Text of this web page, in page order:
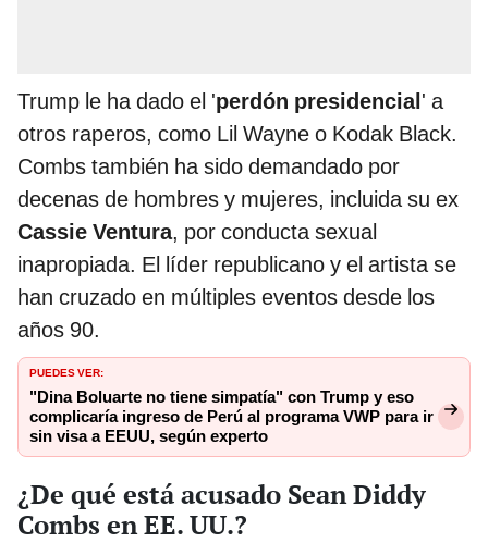
Trump le ha dado el 'perdón presidencial' a
otros raperos, como Lil Wayne o Kodak Black.
Combs también ha sido demandado por
decenas de hombres y mujeres, incluida su ex
Cassie Ventura, por conducta sexual
inapropiada. El líder republicano y el artista se
han cruzado en múltiples eventos desde los
años 90.
PUEDES VER:
"Dina Boluarte no tiene simpatía" con Trump y eso
complicaría ingreso de Perú al programa VWP para ir
sin visa a EEUU, según experto
¿De qué está acusado Sean Diddy
Combs en EE. UU.?